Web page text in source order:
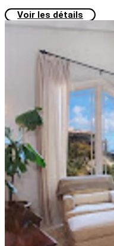
Voir les détails